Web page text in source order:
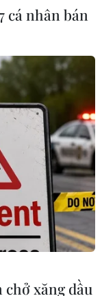
cá nhân bán
chở xăng dầu